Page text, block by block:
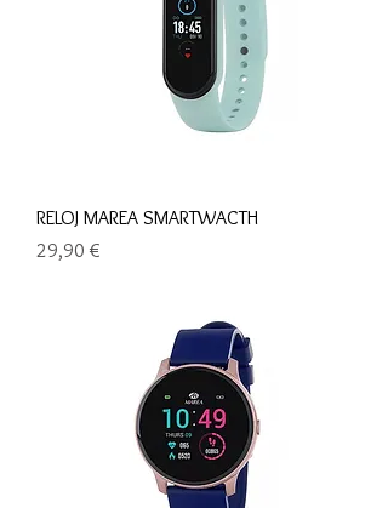
RELOJ MAREA SMARTWACTH
Precio
29,90 €